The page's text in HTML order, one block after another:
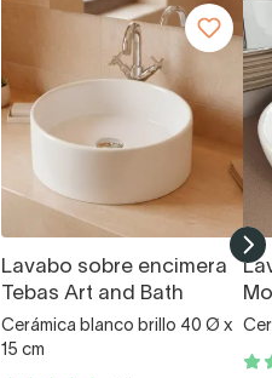
Lavabo sobre encimera
Tebas Art and Bath
Cerámica blanco brillo 40 Ø x
15 cm